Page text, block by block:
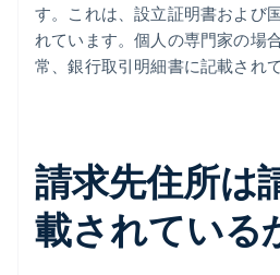
す。これは、設立証明書および
れています。個人の専門家の場
常、銀行取引明細書に記載され
請求先住所は
載されている